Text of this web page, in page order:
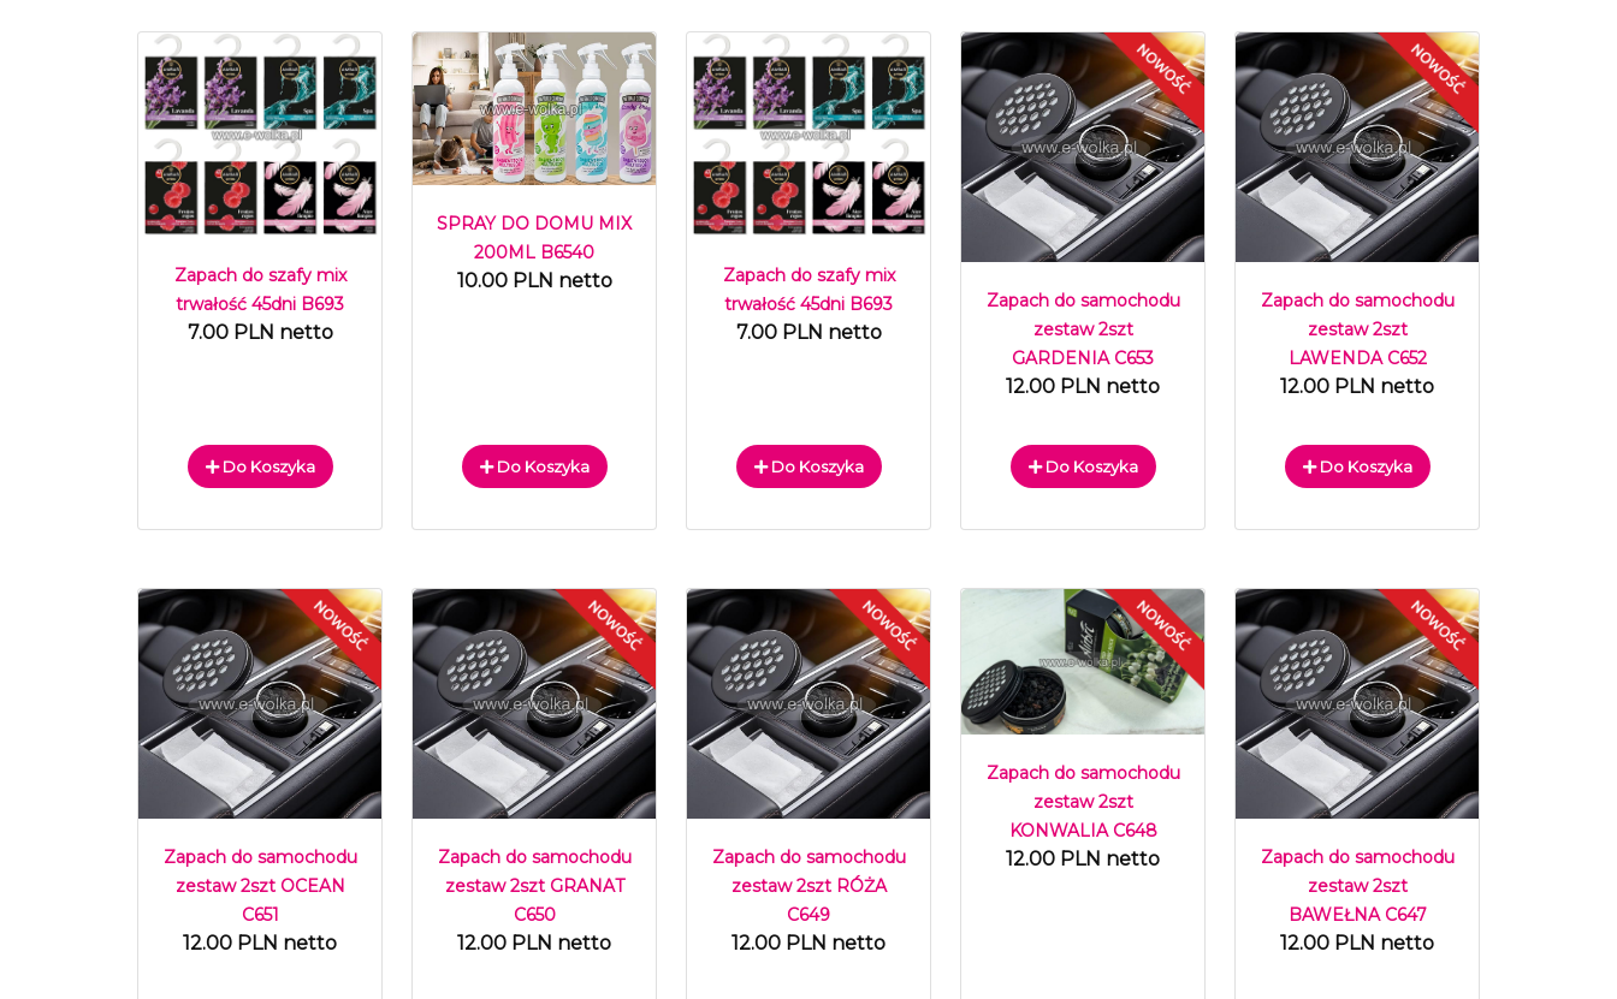
Zapach do szafy mix
trwałość 45dni B693
7.00 PLN netto
Do Koszyka
SPRAY DO DOMU MIX
200ML B6540
10.00 PLN netto
Do Koszyka
Zapach do szafy mix
trwałość 45dni B693
7.00 PLN netto
Do Koszyka
Zapach do samochodu
zestaw 2szt
GARDENIA C653
12.00 PLN netto
Do Koszyka
Zapach do samochodu
zestaw 2szt
LAWENDA C652
12.00 PLN netto
Do Koszyka
Zapach do samochodu
zestaw 2szt OCEAN
C651
12.00 PLN netto
Zapach do samochodu
zestaw 2szt GRANAT
C650
12.00 PLN netto
Zapach do samochodu
zestaw 2szt RÓŻA
C649
12.00 PLN netto
Zapach do samochodu
zestaw 2szt
KONWALIA C648
12.00 PLN netto
Zapach do samochodu
zestaw 2szt
BAWEŁNA C647
12.00 PLN netto